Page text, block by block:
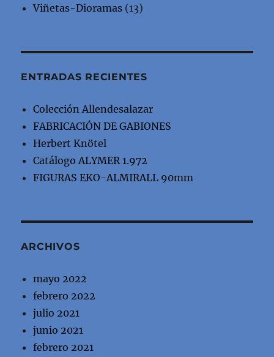
Viñetas-Dioramas (13)
ENTRADAS RECIENTES
Colección Allendesalazar
FABRICACIÓN DE GABIONES
Herbert Knötel
Catálogo ALYMER 1.972
FIGURAS EKO-ALMIRALL 90mm
ARCHIVOS
mayo 2022
febrero 2022
julio 2021
junio 2021
febrero 2021